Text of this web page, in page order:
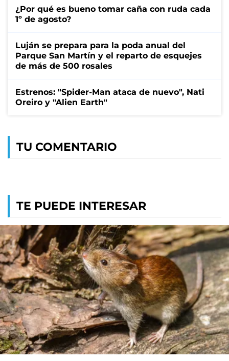
¿Por qué es bueno tomar caña con ruda cada
1º de agosto?
Luján se prepara para la poda anual del
Parque San Martín y el reparto de esquejes
de más de 500 rosales
Estrenos: "Spider-Man ataca de nuevo", Nati
Oreiro y "Alien Earth"
TU COMENTARIO
TE PUEDE INTERESAR